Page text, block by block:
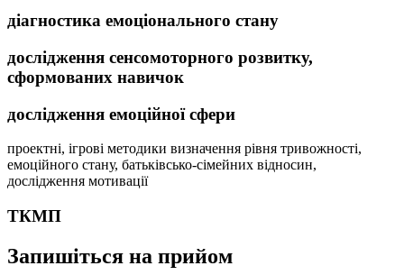
діагностика емоціонального стану
дослідження сенсомоторного розвитку,
сформованих навичок
дослідження емоційної сфери
проектні, ігрові методики визначення рівня тривожності,
емоційного стану, батьківсько-сімейних відносин,
дослідження мотивації
ТКМП
Запишіться на прийом